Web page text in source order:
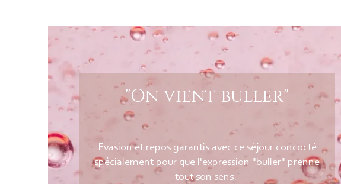
"On vient buller"
Evasion et repos garantis avec ce séjour concocté
spécialement pour que l'expression "buller" prenne
tout son sens.